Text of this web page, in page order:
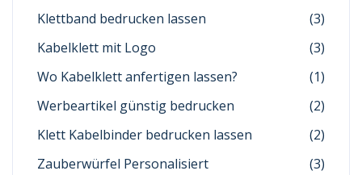
Klettband bedrucken lassen
(3)
Kabelklett mit Logo
(3)
Wo Kabelklett anfertigen lassen?
(1)
Werbeartikel günstig bedrucken
(2)
Klett Kabelbinder bedrucken lassen
(2)
Zauberwürfel Personalisiert
(3)